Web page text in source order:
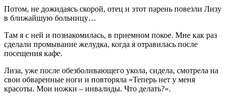
Потом, не дожидаясь скорой, отец и этот парень повезли Лизу
в ближайшую больницу…
Там я с ней и познакомилась, в приемном покое. Мне как раз
сделали промывание желудка, когда я отравилась после
посещения кафе.
Лиза, уже после обезболивающего укола, сидела, смотрела на
свои обваренные ноги и повторяла «Теперь нет у меня
красоты. Мои ножки – инвалиды. Что делать?».